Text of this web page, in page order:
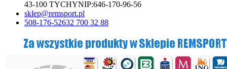
43-100 TYCHYNIP:646-170-96-56
sklep@remsport.pl
508-176-52632 700 32 88